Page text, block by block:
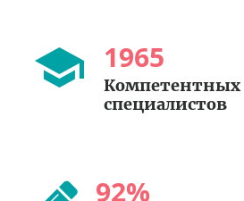
1965
Компетентных
специалистов
92%